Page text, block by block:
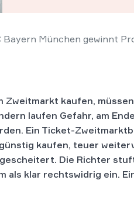
München gewinnt
Zweitmarkt kaufen,
laufen Gefahr, am
Ein Ticket-
kaufen, teuer
Die Richter
als klar rechtswidrig ein.